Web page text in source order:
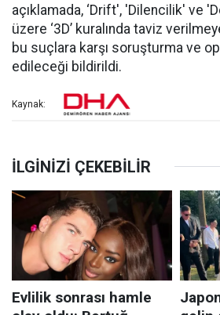
açıklamada, ‘Drift', 'Dilencilik' ve
üzere ‘3D’ kuralında taviz
bu suçlara karşı soruşturma ve
edileceği bildirildi.
Kaynak: